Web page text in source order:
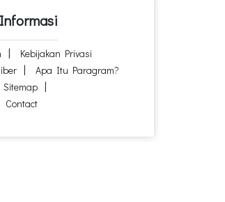
Informasi
Kebijakan Privasi
Apa Itu Paragram?
Sitemap
Contact